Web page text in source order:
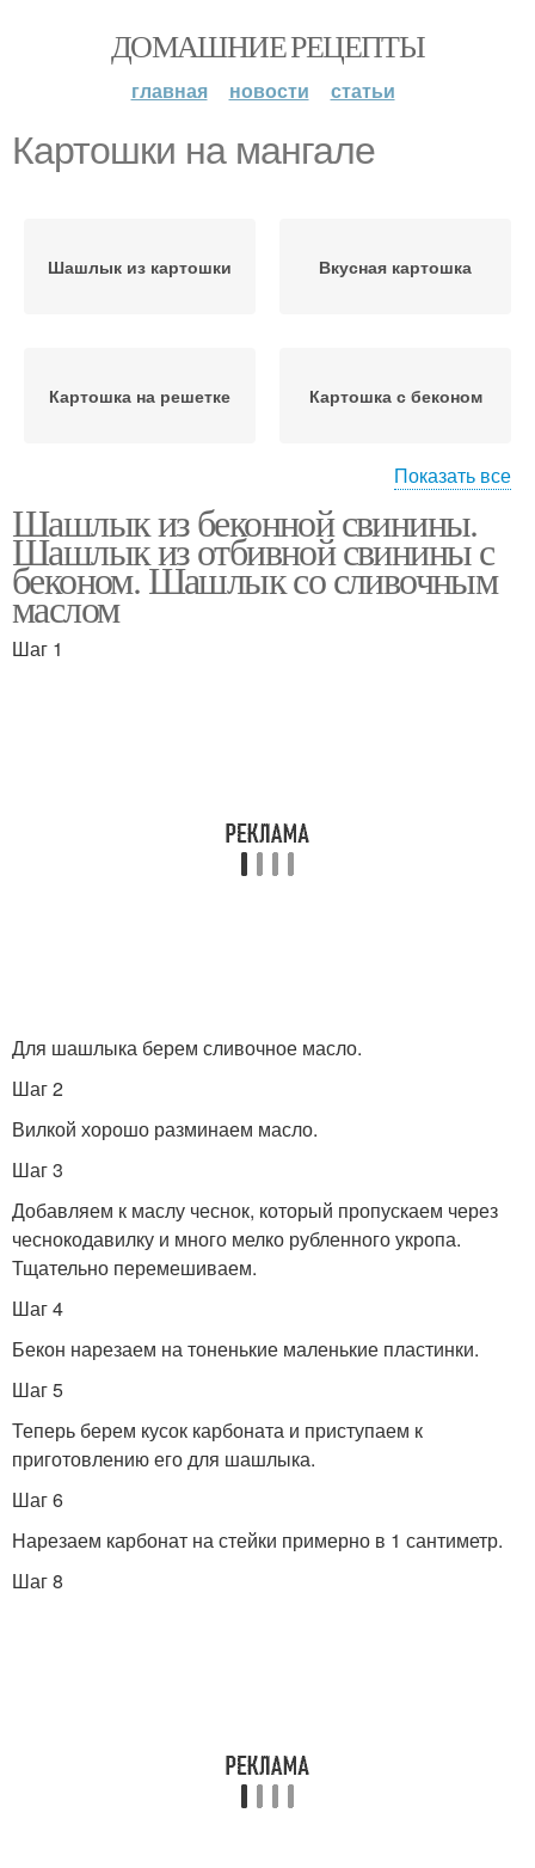
ДОМАШНИЕ РЕЦЕПТЫ
главная новости статьи
Картошки на мангале
Шашлык из картошки Вкусная картошка
Картошка на решетке Картошка с беконом
Картошка в казане Картошка с салом
Картошка с овощами
Показать все
Шашлык из беконной свинины.
Шашлык из отбивной свинины с
беконом. Шашлык со сливочным
маслом
Шаг 1
Для шашлыка берем сливочное масло.
Шаг 2
Вилкой хорошо разминаем масло.
Шаг 3
Добавляем к маслу чеснок, который пропускаем через
чеснокодавилку и много мелко рубленного укропа.
Тщательно перемешиваем.
Шаг 4
Бекон нарезаем на тоненькие маленькие пластинки.
Шаг 5
Теперь берем кусок карбоната и приступаем к
приготовлению его для шашлыка.
Шаг 6
Нарезаем карбонат на стейки примерно в 1 сантиметр.
Шаг 8